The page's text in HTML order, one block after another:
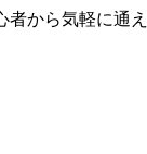
から気軽に通